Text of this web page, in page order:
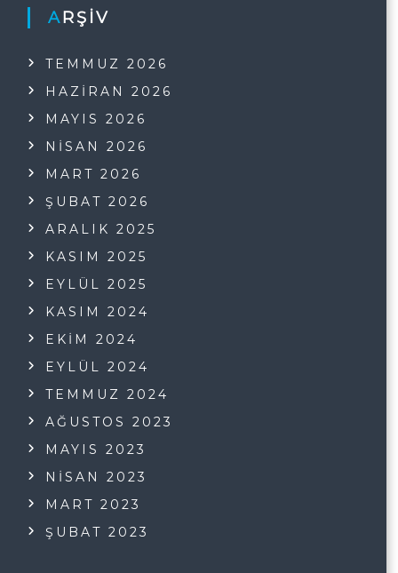
ARŞIV
TEMMUZ 2026
HAZIRAN 2026
MAYIS 2026
NISAN 2026
MART 2026
ŞUBAT 2026
ARALIK 2025
KASIM 2025
EYLÜL 2025
KASIM 2024
EKIM 2024
EYLÜL 2024
TEMMUZ 2024
AĞUSTOS 2023
MAYIS 2023
NISAN 2023
MART 2023
ŞUBAT 2023